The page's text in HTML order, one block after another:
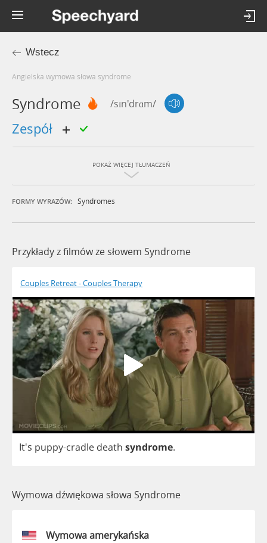
Wstecz
Angielska wymowa słowa syndrome
Syndrome /sɪn'drɑm/
Zespół
POKAŻ WIĘCEJ TŁUMACZEŃ
FORMY WYRAZÓW: Syndromes
Przykłady z filmów ze słowem Syndrome
Couples Retreat - Couples Therapy
It's puppy-cradle death syndrome.
Wymowa dźwiękowa słowa Syndrome
Wymowa amerykańska